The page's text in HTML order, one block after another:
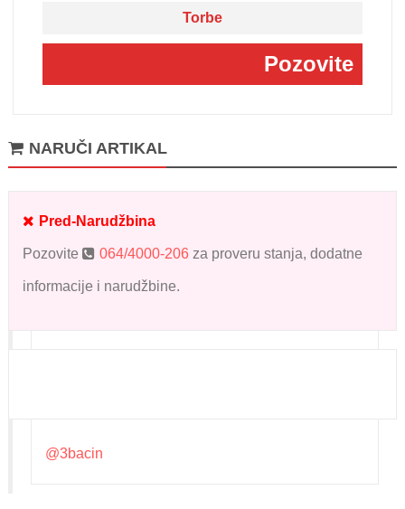
Torbe
Pozovite
NARUČI ARTIKAL
Pred-Narudžbina
Pozovite 064/4000-206 za proveru stanja, dodatne
informacije i narudžbine.
@3bacin